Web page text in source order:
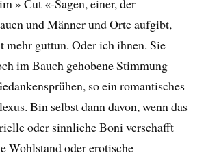
» Cut «-Sagen, einer, der
und Männer und Orte aufgibt,
mehr guttun. Oder ich ihnen. Sie
im Bauch gehobene Stimmung
so ein romantisches
Bin selbst dann davon, wenn das
oder sinnliche Boni verschafft
Wohlstand oder erotische